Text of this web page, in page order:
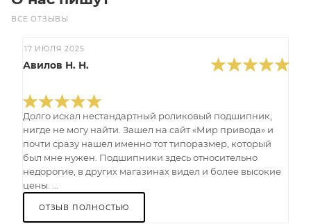
ВСЕ ОТЗЫВЫ
17 ИЮЛЯ 2025
Авилов Н. Н.
Долго искал нестандартный роликовый подшипник,
нигде не могу найти. Зашел на сайт «Мир привода» и
почти сразу нашел именно тот типоразмер, который
был мне нужен. Подшипники здесь относительно
недорогие, в других магазинах видел и более высокие
цены. ...
ОТЗЫВ ПОЛНОСТЬЮ